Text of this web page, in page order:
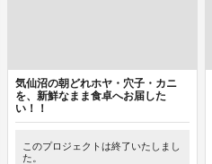
気仙沼の朝どれホヤ・穴子・カニ
を、新鮮なまま食卓へお届した
い！！
このプロジェクトは終了いたしまし
た。